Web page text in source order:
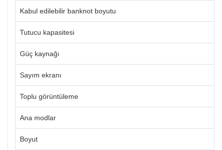
Kabul edilebilir banknot boyutu
Tutucu kapasitesi
Güç kaynağı
Sayım ekranı
Toplu görüntüleme
Ana modlar
Boyut